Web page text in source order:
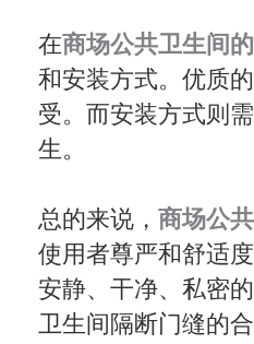
在商场公共卫生间
和安装方式。优质
受。而安装方式则
生。
总的来说， 商场公
使用者尊严和舒适
安静、干净、私密
卫生间隔断门缝的